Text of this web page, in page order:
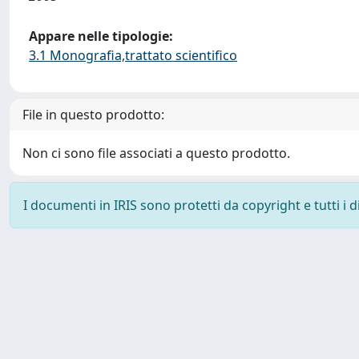
Appare nelle tipologie:
3.1 Monografia,trattato scientifico
File in questo prodotto:
Non ci sono file associati a questo prodotto.
I documenti in IRIS sono protetti da copyright e tutti i